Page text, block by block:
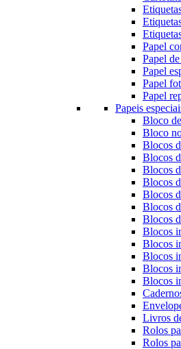
Papel
Papel
Papel
Papel
Papel
Papeis
Bloco
Bloco
Blocos
Blocos
Blocos
Blocos
Blocos
Blocos
Blocos
Blocos
Blocos
Blocos
Blocos
Blocos
Livros
Rolos
Rolos